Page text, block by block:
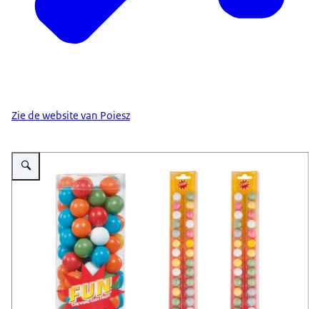
Zie de website van Poiesz
Vergroot afbeelding Kauwgomballen van Hamlet